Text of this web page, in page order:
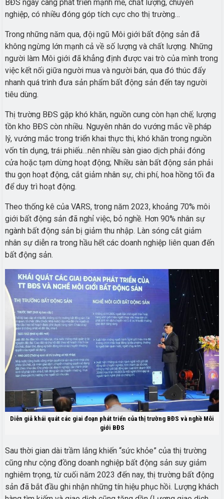
BĐS ngày càng phát triển mạnh mẽ, chất lượng, chuyên
nghiệp, có nhiều đóng góp tích cực cho thị trường…
Trong những năm qua, đội ngũ Môi giới bất động sản đã
không ngừng lớn mạnh cả về số lượng và chất lượng. Những
người làm Môi giới đã khẳng định được vai trò của mình trong
việc kết nối giữa người mua và người bán, qua đó thúc đẩy
nhanh quá trình đưa sản phẩm bất động sản đến tay người
tiêu dùng.
Thị trường BĐS gặp khó khăn, nguồn cung còn hạn chế; lượng
tồn kho BĐS còn nhiều. Nguyên nhân do vướng mắc về pháp
lý, vướng mắc trong triển khai thực thi, khó khăn trong nguồn
vốn tín dụng, trái phiếu…nên nhiều sàn giao dịch phải đóng
cửa hoặc tạm dừng hoạt động; Nhiều sàn bất động sản phải
thu gọn hoạt động, cắt giảm nhân sự, chi phí, hoa hồng tối đa
để duy trì hoạt động.
Theo thống kê của VARS, trong năm 2023, khoảng 70% môi
giới bất động sản đã nghỉ việc, bỏ nghề. Hơn 90% nhân sự
ngành bất động sản bị giảm thu nhập. Làn sóng cắt giảm
nhân sự diễn ra trong hầu hết các doanh nghiệp liên quan đến
bất động sản.
Diễn giả khái quát các giai đoạn phát triển của thị trường BĐS và nghề Môi
giới BĐS
Sau thời gian dài trầm lắng khiến “sức khỏe” của thị trường
cũng như cộng đồng doanh nghiệp bất động sản suy giảm
nghiêm trọng, từ cuối năm 2023 đến nay, thị trường bất động
sản đã bắt đầu ghi nhận những tín hiệu phục hồi. Lượng khách